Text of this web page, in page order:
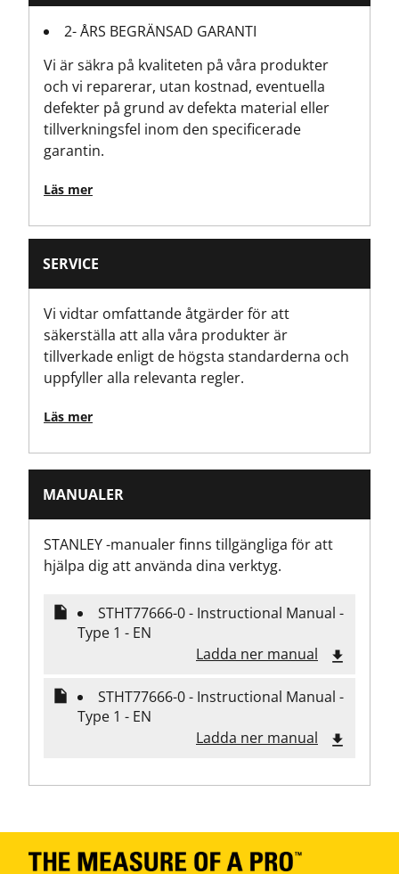
1
Antal delar
1
Produkthöjd [mm]
20
Produktvikt, brutto [g]
30
30
2- ÅRS BEGRÄNSAD GARANTI
Vi är säkra på kvaliteten på våra produkter
och vi reparerar, utan kostnad, eventuella
defekter på grund av defekta material eller
tillverkningsfel inom den specificerade
garantin.
Läs mer
SERVICE
Vi vidtar omfattande åtgärder för att
säkerställa att alla våra produkter är
tillverkade enligt de högsta standarderna och
uppfyller alla relevanta regler.
Läs mer
MANUALER
STANLEY -manualer finns tillgängliga för att
hjälpa dig att använda dina verktyg.
STHT77666-0 - Instructional Manual -
Type 1 - EN
Ladda ner manual
STHT77666-0 - Instructional Manual -
Type 1 - EN
Ladda ner manual